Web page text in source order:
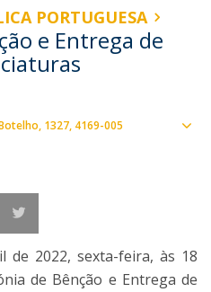
PORTUGUESA
e Entrega de
1327 4169-005
2022, sexta-feira, às 18
de Bênção e Entrega de